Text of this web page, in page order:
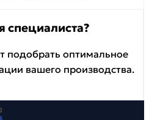
специалиста?
подобрать оптимальное
вашего производства.